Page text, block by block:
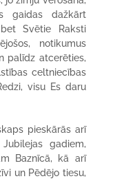
gaidas dažkārt
Svētie Raksti
notikumus
palīdz atcerēties,
celtniecības
visu Es daru
pieskārās arī
gadiem,
Baznīcā, kā arī
un Pēdējo tiesu,